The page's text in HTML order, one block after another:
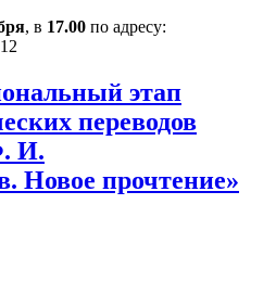
, в 17.00 по адресу:
этап
переводов
И.
Новое прочтение»